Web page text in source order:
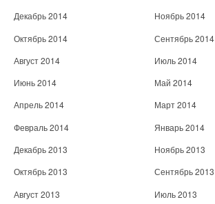
Декабрь 2014
Ноябрь 2014
Октябрь 2014
Сентябрь 2014
Август 2014
Июль 2014
Июнь 2014
Май 2014
Апрель 2014
Март 2014
Февраль 2014
Январь 2014
Декабрь 2013
Ноябрь 2013
Октябрь 2013
Сентябрь 2013
Август 2013
Июль 2013